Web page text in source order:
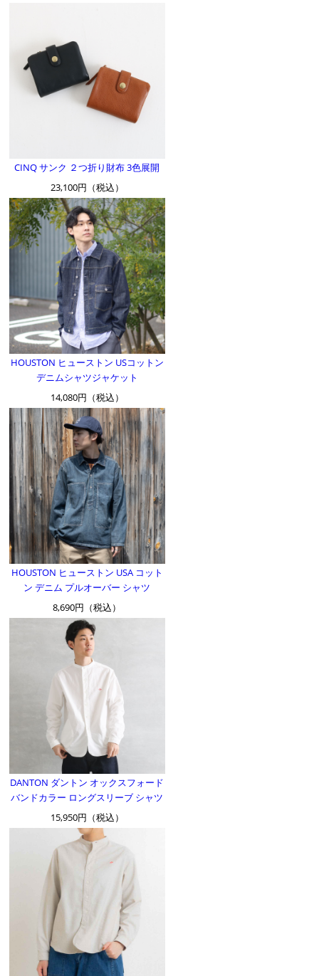
CINQ サンク ２つ折り財布 3色展開
23,100円（税込）
HOUSTON ヒューストン USコットン
デニムシャツジャケット
14,080円（税込）
HOUSTON ヒューストン USA コット
ン デニム プルオーバー シャツ
8,690円（税込）
DANTON ダントン オックスフォード
バンドカラー ロングスリーブ シャツ
15,950円（税込）